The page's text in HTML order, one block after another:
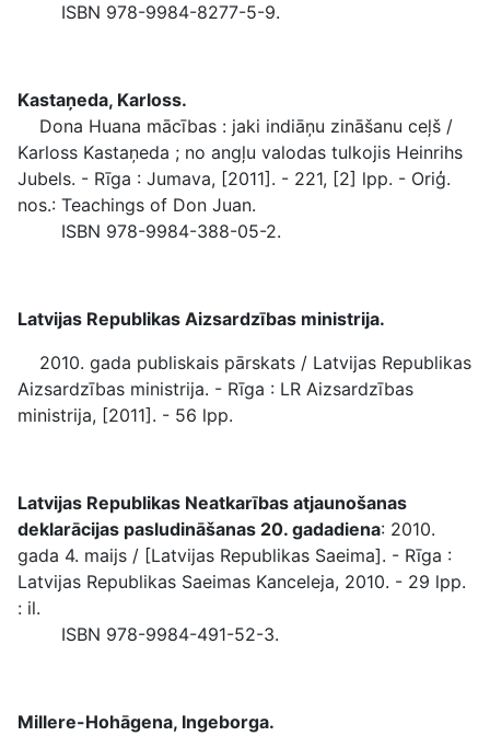
ISBN 978-9984-8277-5-9.
Kastaņeda, Karloss.
Dona Huana mācības : jaki indiāņu zināšanu ceļš /
Karloss Kastaņeda ; no angļu valodas tulkojis Heinrihs
Jubels. - Rīga : Jumava, [2011]. - 221, [2] lpp. - Oriģ.
nos.: Teachings of Don Juan.
ISBN 978-9984-388-05-2.
Latvijas Republikas Aizsardzības ministrija.
2010. gada publiskais pārskats / Latvijas Republikas
Aizsardzības ministrija. - Rīga : LR Aizsardzības
ministrija, [2011]. - 56 lpp.
Latvijas Republikas Neatkarības atjaunošanas
deklarācijas pasludināšanas 20. gadadiena: 2010.
gada 4. maijs / [Latvijas Republikas Saeima]. - Rīga :
Latvijas Republikas Saeimas Kanceleja, 2010. - 29 lpp.
: il.
ISBN 978-9984-491-52-3.
Millere-Hohāgena, Ingeborga.